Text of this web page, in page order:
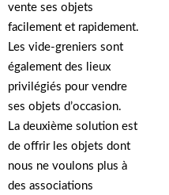
vente ses objets
facilement et rapidement.
Les vide-greniers sont
également des lieux
privilégiés pour vendre
ses objets d’occasion.
La deuxième solution est
de offrir les objets dont
nous ne voulons plus à
des associations